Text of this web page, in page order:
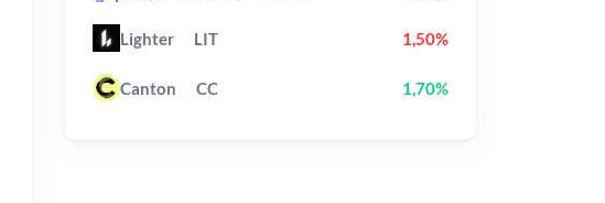
Lighter LIT 1,50%
Canton CC 1,70%